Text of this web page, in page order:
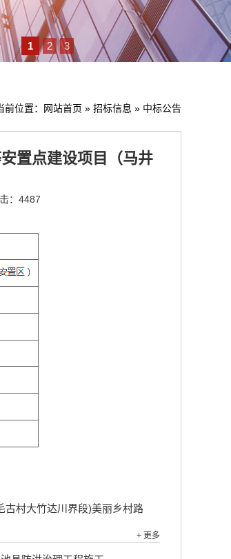
1 2 3
前位置： 网站首页 » 招标信息 » 中标公告
置点建设项目（马井
：4487
古村大竹达川界段)美丽乡村路
+ 更多